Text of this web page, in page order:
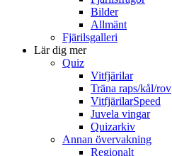
Bilder
Allmänt
Fjärilsgalleri
Lär dig mer
Quiz
Vitfjärilar
Träna raps/kål/rov
VitfjärilarSpeed
Juvela vingar
Quizarkiv
Annan övervakning
Regionalt